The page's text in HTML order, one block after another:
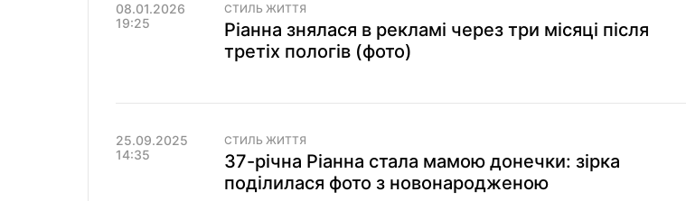
08.01.2026
19:25
СТИЛЬ ЖИТТЯ
Ріанна знялася в рекламі через три місяці після
третіх пологів (фото)
25.09.2025
14:35
СТИЛЬ ЖИТТЯ
37-річна Ріанна стала мамою донечки: зірка
поділилася фото з новонародженою